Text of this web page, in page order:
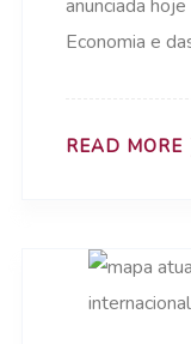
anunciada
Economia e
READ MORE